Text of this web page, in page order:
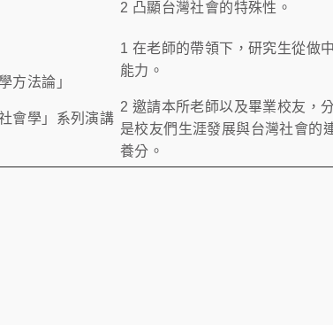
2 凸顯台灣社會的特殊性。
學方法論」
會學」系列演講
1 在老師的帶領下，研究生從做
能力。
2 邀請本所老師以及畢業校友，
是校友們生涯發展與台灣社會的
養分。